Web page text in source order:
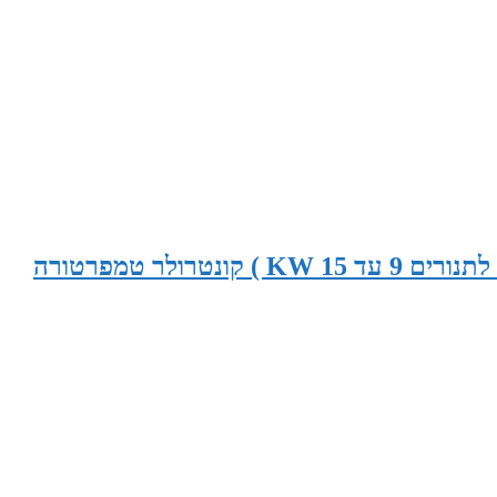
9-15 KW פיקוד לתנור סאונה (הלוח מתאים לתנורים 9 עד 15 KW ) קונטרולר טמפרטורה